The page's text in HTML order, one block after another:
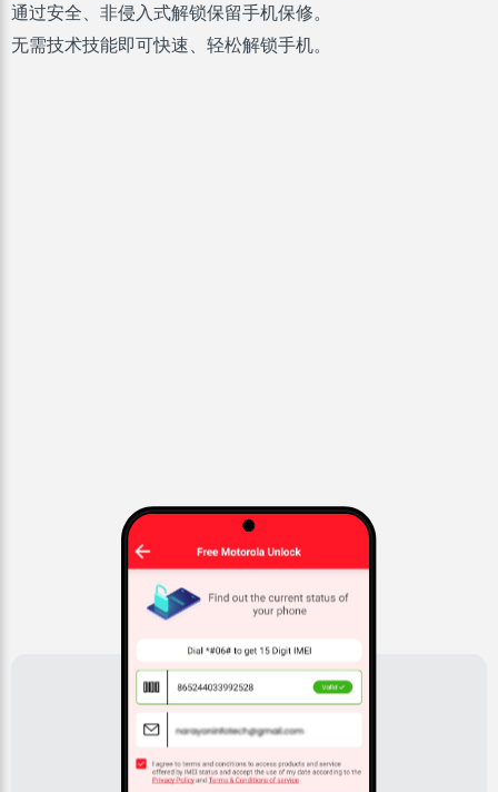
通过安全、非侵入式解锁保留手机保修。
无需技术技能即可快速、轻松解锁手机。